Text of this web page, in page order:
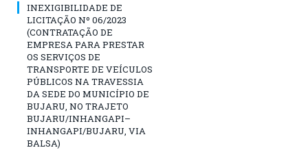
INEXIGIBILIDADE DE
LICITAÇÃO Nº 06/2023
(CONTRATAÇÃO DE
EMPRESA PARA PRESTAR
OS SERVIÇOS DE
TRANSPORTE DE VEÍCULOS
PÚBLICOS NA TRAVESSIA
DA SEDE DO MUNICÍPIO DE
BUJARU, NO TRAJETO
BUJARU/INHANGAPI–
INHANGAPI/BUJARU, VIA
BALSA)